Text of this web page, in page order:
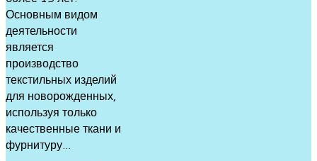
Основным видом
деятельности
является
производство
текстильных изделий
для новорожденных,
используя только
качественные ткани и
фурнитуру...